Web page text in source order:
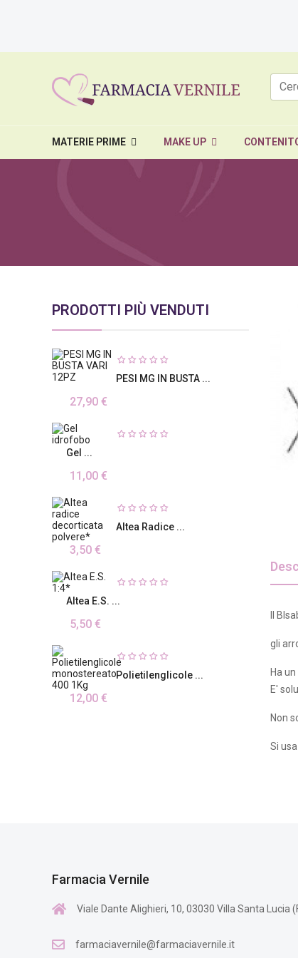
MATERIE PRIME MAKE UP
PRODOTTI PIÙ VENDUTI
PESI MG IN BUSTA ...
27,90 €
Gel ...
11,00 €
Altea Radice ...
3,50 €
Altea E.S. ...
5,50 €
Polietilenglicole ...
12,00 €
Il
gli
Ha
E'
Non
Si
Farmacia Vernile
Viale Dante Alighieri, 10, 03030 Villa Santa Lucia
farmaciavernile@farmaciavernile.it